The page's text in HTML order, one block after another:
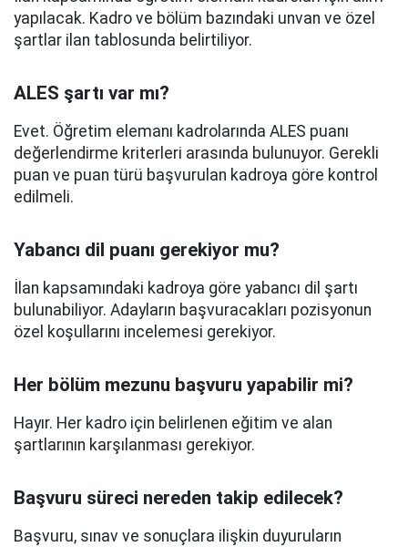
yapılacak. Kadro ve bölüm bazındaki unvan ve özel
şartlar ilan tablosunda belirtiliyor.
ALES şartı var mı?
Evet. Öğretim elemanı kadrolarında ALES puanı
değerlendirme kriterleri arasında bulunuyor. Gerekli
puan ve puan türü başvurulan kadroya göre kontrol
edilmeli.
Yabancı dil puanı gerekiyor mu?
İlan kapsamındaki kadroya göre yabancı dil şartı
bulunabiliyor. Adayların başvuracakları pozisyonun
özel koşullarını incelemesi gerekiyor.
Her bölüm mezunu başvuru yapabilir mi?
Hayır. Her kadro için belirlenen eğitim ve alan
şartlarının karşılanması gerekiyor.
Başvuru süreci nereden takip edilecek?
Başvuru, sınav ve sonuçlara ilişkin duyuruların